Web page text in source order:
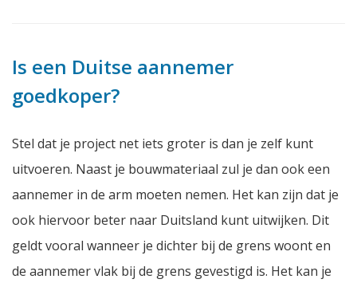
Is een Duitse aannemer
goedkoper?
Stel dat je project net iets groter is dan je zelf kunt
uitvoeren. Naast je bouwmateriaal zul je dan ook een
aannemer in de arm moeten nemen. Het kan zijn dat je
ook hiervoor beter naar Duitsland kunt uitwijken. Dit
geldt vooral wanneer je dichter bij de grens woont en
de aannemer vlak bij de grens gevestigd is. Het kan je